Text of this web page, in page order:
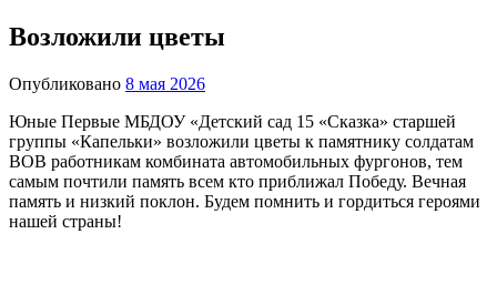
Возложили цветы
Опубликовано 8 мая 2026
Юные Первые МБДОУ «Детский сад 15 «Сказка» старшей
группы «Капельки» возложили цветы к памятнику солдатам
ВОВ работникам комбината автомобильных фургонов, тем
самым почтили память всем кто приближал Победу. Вечная
память и низкий поклон. Будем помнить и гордиться героями
нашей страны!